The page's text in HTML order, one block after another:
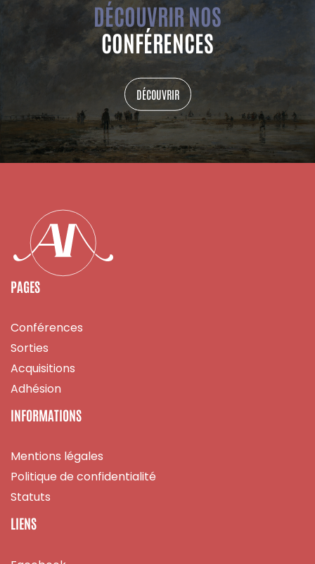
DÉCOUVRIR NOS
CONFÉRENCES
DÉCOUVRIR
PAGES
Conférences
Sorties
Acquisitions
Adhésion
INFORMATIONS
Mentions légales
Politique de confidentialité
Statuts
LIENS